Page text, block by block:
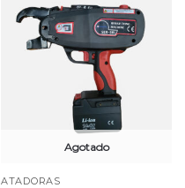
Agotado
ATADORAS